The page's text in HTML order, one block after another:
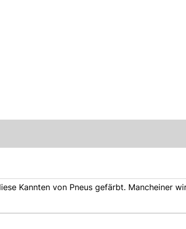
Kannten von Pneus gefärbt. Mancheiner